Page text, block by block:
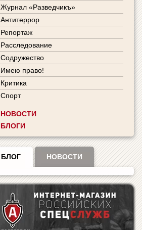
Журнал «Разведчикъ»
Антитеррор
Репортаж
Расследование
Содружество
Имею право!
Критика
Спорт
НОВОСТИ
БЛОГИ
БЛОГ НОВОСТИ